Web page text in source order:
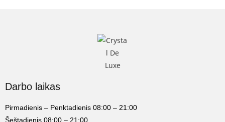
Darbo laikas
Pirmadienis – Penktadienis 08:00 – 21:00
Šeštadienis 08:00 – 21:00